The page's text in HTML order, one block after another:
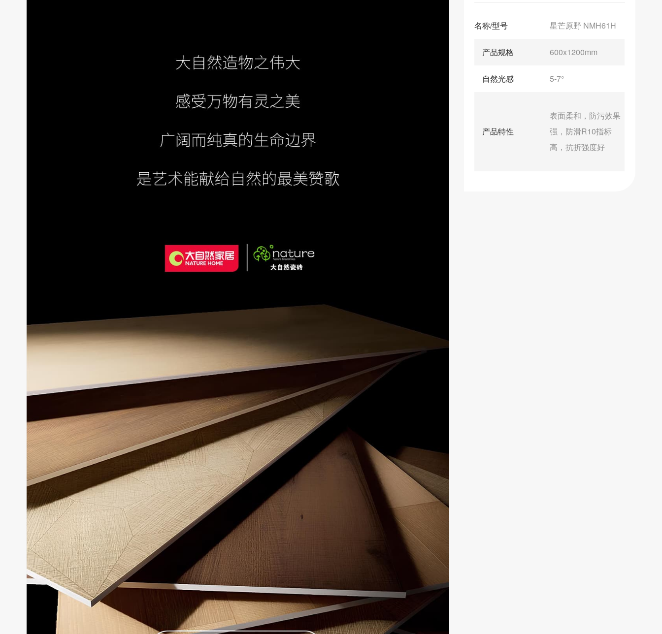
名称/型号 星芒原野 NMH61H
产品规格 600x1200mm
自然光感 5-7°
产品特性
表面柔和，防污效果
强，防滑R10指标
高，抗折强度好